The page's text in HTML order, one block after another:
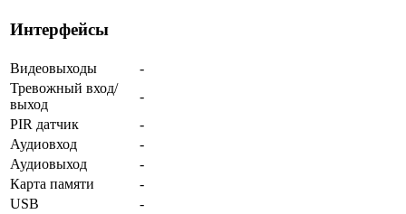
Интерфейсы
Видеовыходы
-
Тревожный вход/
выход
-
PIR датчик
-
Аудиовход
-
Аудиовыход
-
Карта памяти
-
USB
-